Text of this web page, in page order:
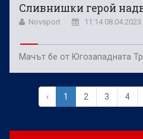
Сливнишки герой
Novsport 11:14 08.04.2023
Мачът бе от Югозападната
‹ 1 2 3 4